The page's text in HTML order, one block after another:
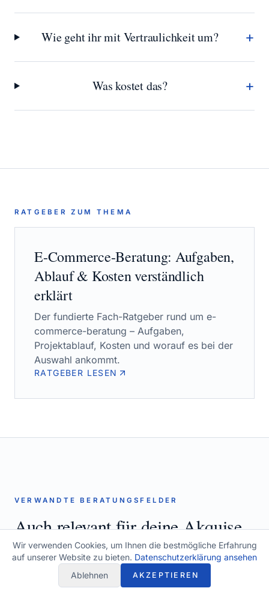
Wie geht ihr mit Vertraulichkeit um? +
Was kostet das? +
RATGEBER ZUM THEMA
E-Commerce-Beratung: Aufgaben,
Ablauf & Kosten verständlich
erklärt
Der fundierte Fach-Ratgeber rund um e-
commerce-beratung – Aufgaben,
Projektablauf, Kosten und worauf es bei der
Auswahl ankommt.
RATGEBER LESEN
VERWANDTE BERATUNGSFELDER
Auch relevant für deine Akquise.
Wir verwenden Cookies, um Ihnen die bestmögliche Erfahrung
auf unserer Website zu bieten. Datenschutzerklärung ansehen
Ablehnen
AKZEPTIEREN